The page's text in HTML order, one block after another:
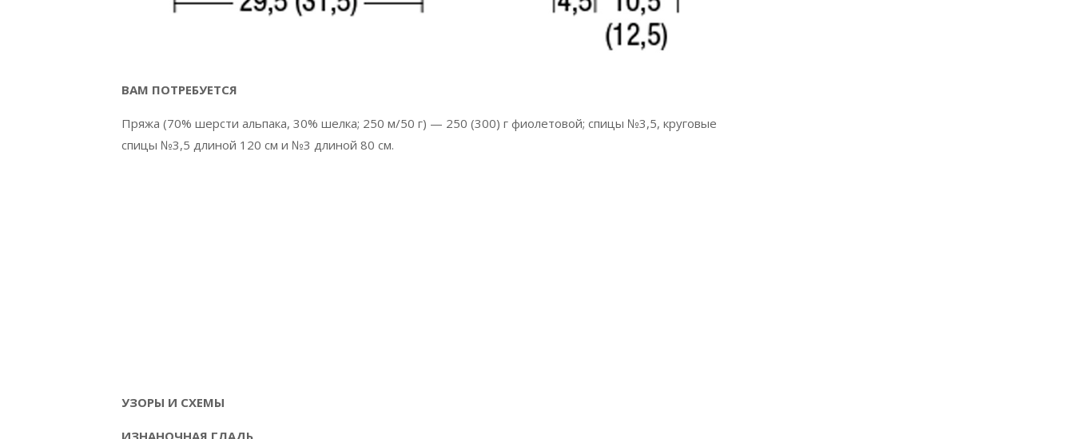
ВАМ ПОТРЕБУЕТСЯ
Пряжа (70% шерсти альпака, 30% шелка; 250 м/50 г) — 250 (300) г фиолетовой; спицы №3,5, круговые
спицы №3,5 длиной 120 см и №3 длиной 80 см.
УЗОРЫ И СХЕМЫ